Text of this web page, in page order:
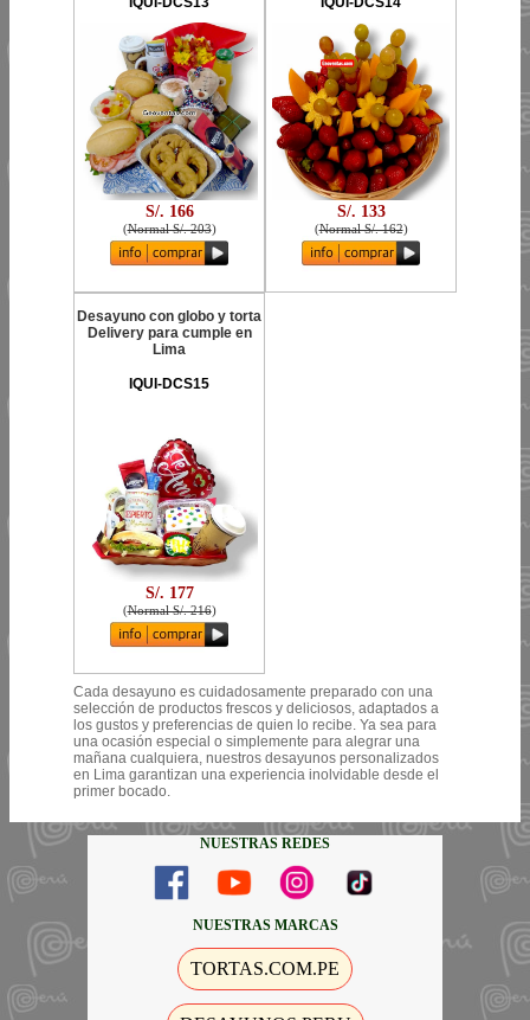
S/. 166
(Normal S/. 203)
S/. 133
(Normal S/. 162)
Desayuno con globo y torta
Delivery para cumple en
Lima
IQUI-DCS15
S/. 177
(Normal S/. 216)
Cada desayuno es cuidadosamente preparado con una
selección de productos frescos y deliciosos, adaptados a
los gustos y preferencias de quien lo recibe. Ya sea para
una ocasión especial o simplemente para alegrar una
mañana cualquiera, nuestros desayunos personalizados
en Lima garantizan una experiencia inolvidable desde el
primer bocado.
NUESTRAS REDES
NUESTRAS MARCAS
TORTAS.COM.PE